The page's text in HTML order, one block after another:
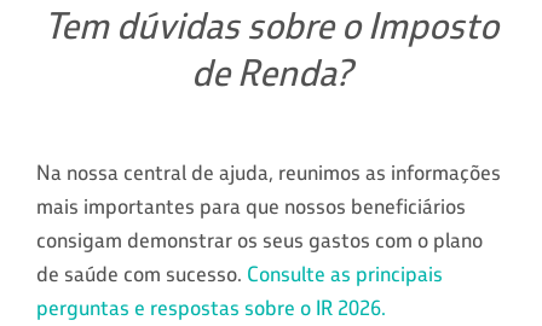
Tem dúvidas sobre o Imposto
de Renda?
Na nossa central de ajuda, reunimos as informações
mais importantes para que nossos beneficiários
consigam demonstrar os seus gastos com o plano
de saúde com sucesso. Consulte as principais
perguntas e respostas sobre o IR 2026.